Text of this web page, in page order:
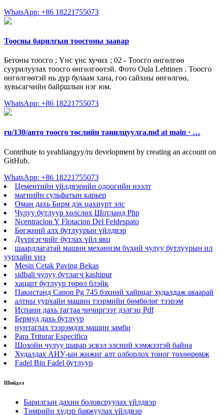
WhatsApp: +86 18221755073
Тоосны барилгын тоосгоны заавар
Бетоны тоосго ; Үнс үнс хучих ; 02 - Тоосго өнгөлгөө
суурилуулах тоосго өнгөлгөөтэй. Фото Oula Lehtinen . Тоосго
өнгөлгөөтэй нь дур булаам хана, гоо сайхны өнгөлгөө,
хувьсагчийн байршлын нэг юм.
WhatsApp: +86 18221755073
ru/130/авто тоосго төслийн танилцуулга.md at main · …
Contribute to yeahliangyy/ru development by creating an account on
GitHub.
WhatsApp: +86 18221755073
Цементийн үйлдвэрийн одоогийн нээлт
магнийн сульфатын карьер
Оман дахь Бирм дэх цахиурт элс
Чулуу бутлуур хөлслөх Шотланд Php
Ncentracion Y Flotacion Del Feldespato
Бөгжний алх бутлуурын үйлдвэр
Дүүргэгчийг бутлах үйл явц
шаардлагатай машин механизм бүхий чулуу бутлуурын ил
уурхайн үнэ
Mesin Cetak Paving Bekas
sidbali чулуу бутлагч kashipur
хацарт бутлуур төрөл блэйк
Пакистанд Canon Pg 745 бэхний хайрцаг худалдаж аваарай
алтны уурхайн машин тээрмийн бөмбөлөг тээрэм
Испани дахь тагтаа чичиргээт дэлгэц Pdf
Бермуд дахь бутлуур
нунтаглах тээрэмдэх машин замби
Para Triturar Especifica
Шохойн чулуу шавар эсвэл элсний хэмжээтэй байна
Худалдах АНУ-ын жижиг алт олборлох тоног төхөөрөмж
Fadel Bin Fadel бутлуур
Шийдэл
Барилгын дахин боловсруулах үйлдвэр
Төмрийн хүдэр баяжуулах үйлдвэр